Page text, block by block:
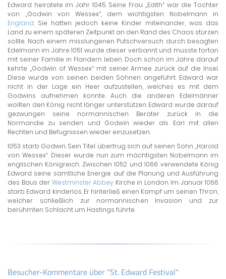
Edward heiratete im Jahr 1045. Seine Frau „Edith“ war die Tochter
von „Godwin von Wessex“, dem wichtigsten Nobelmann in
England. Sie hatten jedoch keine Kinder miteinander, was das
Land zu einem späteren Zeitpunkt an den Rand des Chaos stürzen
sollte. Nach einem misslungenen Putschversuch durch besagten
Edelmann im Jahre 1051 wurde dieser verbannt und musste fortan
mit seiner Familie in Flandern leben. Doch schon im Jahre darauf
kehrte „Godwin of Wessex“ mit seiner Armee zurück auf die Insel.
Diese wurde von seinen beiden Söhnen angeführt. Edward war
nicht in der Lage ein Heer aufzustellen, welches es mit dem
Godwins aufnehmen konnte. Auch die anderen Edelmänner
wollten den König nicht länger unterstützen. Edward wurde darauf
gezwungen seine normannischen Berater zurück in die
Normandie zu senden und Godwin wieder als Earl mit allen
Rechten und Befugnissen wieder einzusetzen.
1053 starb Godwin. Sein Titel übertrug sich auf seinen Sohn „Harold
von Wessex“. Dieser wurde nun zum mächtigsten Nobelmann im
englischen Königreich. Zwischen 1052 und 1066 verwendete König
Edward seine sämtliche Energie auf die Planung und Ausführung
des Baus der Westminster Abbey Kirche in London. Im Januar 1066
starb Edward kinderlos. Er hinterließ einen Kampf um seinen Thron,
welcher schließlich zur normannischen Invasion und zur
berühmten Schlacht um Hastings führte.
Besucher-Kommentare über "St. Edward Festival"